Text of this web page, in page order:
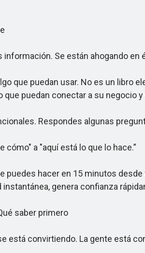
Se están ahogando en
que puedan usar. No es un libro
que puedan conectar a su negocio
Respondes algunas
a "aquí está lo que lo hace.”
hacer en 15 minutos desde
genera confianza
saber primero
convirtiendo. La gente está